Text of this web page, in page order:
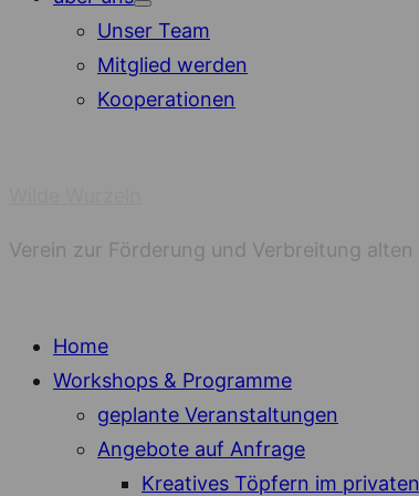
Show
sub
menu
Unser Team
Mitglied werden
Kooperationen
Verein zur Förderung und Verbreitung
Home
Workshops & Programme
geplante Veranstaltungen
Angebote auf Anfrage
Kreatives Töpfern im